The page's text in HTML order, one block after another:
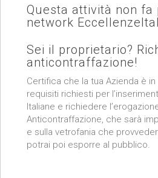
Questa attività non fa
network
Sei il proprietario?
anticontraffazione!
Certifica che la tua Azienda è
requisiti richiesti per
Italiane e richiedere
Anticontraffazione, che sarà
e sulla vetrofania che
potrai poi esporre al pubblico.